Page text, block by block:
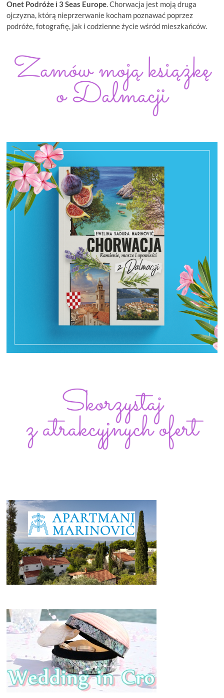
Onet Podróże i 3 Seas Europe. Chorwacja jest moją druga
ojczyzna, którą nieprzerwanie kocham poznawać poprzez
podróże, fotografię, jak i codzienne życie wśród mieszkańców.